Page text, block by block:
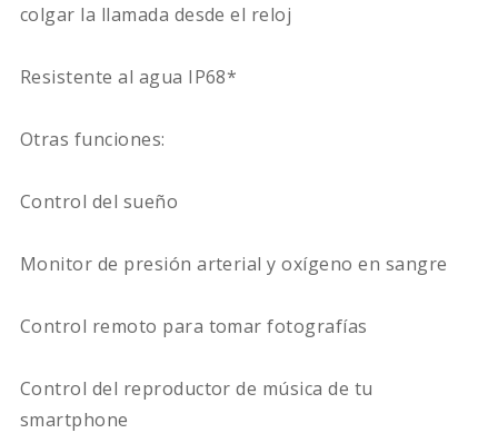
colgar la llamada desde el reloj
Resistente al agua IP68*
Otras funciones:
Control del sueño
Monitor de presión arterial y oxígeno en sangre
Control remoto para tomar fotografías
Control del reproductor de música de tu
smartphone